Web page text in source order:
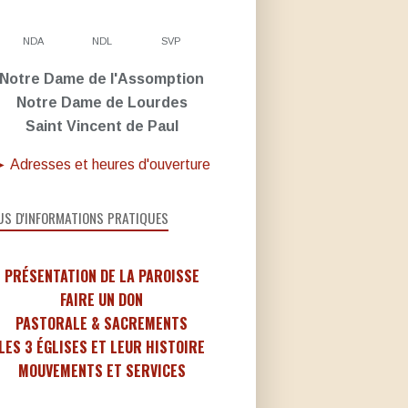
NDA NDL SVP
Notre Dame de l'Assomption
Notre Dame de Lourdes
Saint Vincent de Paul
Adresses et heures d'ouverture
D'INFORMATIONS PRATIQUES
PRÉSENTATION DE LA PAROISSE
FAIRE UN DON
PASTORALE & SACREMENTS
3 ÉGLISES ET LEUR HISTOIRE
MOUVEMENTS ET SERVICES